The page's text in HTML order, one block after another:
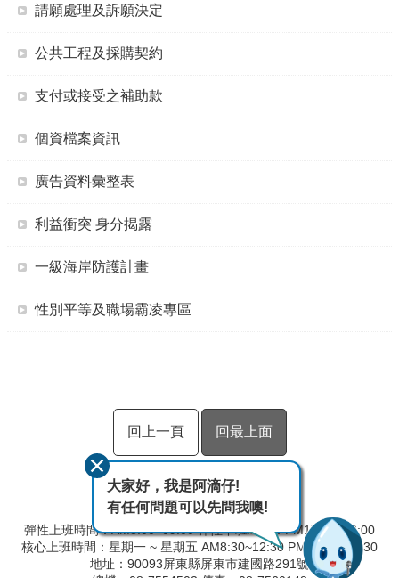
請願處理及訴願決定
公共工程及採購契約
支付或接受之補助款
個資檔案資訊
廣告資料彙整表
利益衝突 身分揭露
一級海岸防護計畫
性別平等及職場霸凌專區
回上一頁 回最上面
彈性上班時間：AM8:00~09:00 彈性下班時間：PM17:00~18:00
核心上班時間：星期一 ~ 星期五 AM8:30~12:30 PM13:30~17:30
地址：90093屏東縣屏東市建國路291號
大家好，我是阿滴仔!
有任何問題可以先問我噢!